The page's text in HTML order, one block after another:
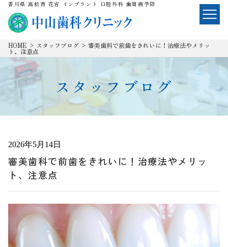
香川県 高松市 花宮 インプラント 口腔外科 歯周病予防
HOME > スタッフブログ > 審美歯科で前歯をきれいに！治療法やメリッ
ト、注意点
スタッフブログ
2026年5月14日
審美歯科で前歯をきれいに！治療法やメリッ
ト、注意点